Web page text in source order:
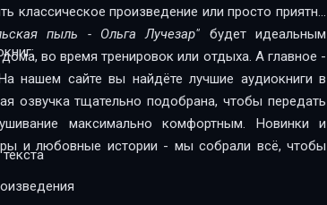
классическое произведение или просто приятно
пыль - Ольга Лучезар" будет идеальным
во время тренировок или отдыха. А главное -
нашем сайте вы найдёте лучшие аудиокниги в
озвучка тщательно подобрана, чтобы передать
максимально комфортным. Новинки и
и любовные истории - мы собрали всё, чтобы